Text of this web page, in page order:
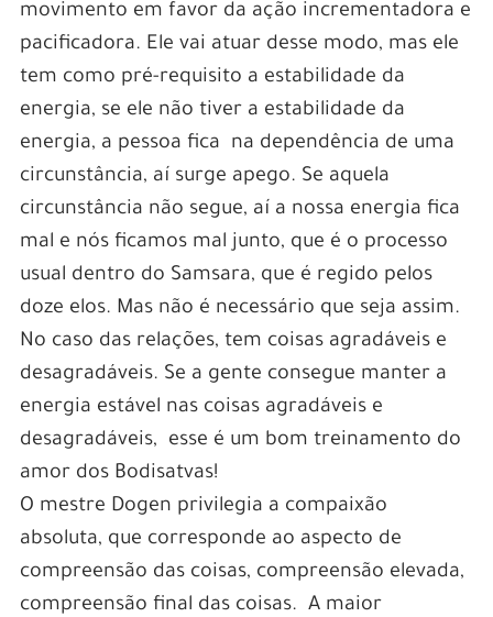
movimento em favor da ação incrementadora e
pacificadora. Ele vai atuar desse modo, mas ele
tem como pré-requisito a estabilidade da
energia, se ele não tiver a estabilidade da
energia, a pessoa fica na dependência de uma
circunstância, aí surge apego. Se aquela
circunstância não segue, aí a nossa energia fica
mal e nós ficamos mal junto, que é o processo
usual dentro do Samsara, que é regido pelos
doze elos. Mas não é necessário que seja assim.
No caso das relações, tem coisas agradáveis e
desagradáveis. Se a gente consegue manter a
energia estável nas coisas agradáveis e
desagradáveis, esse é um bom treinamento do
amor dos Bodisatvas!
O mestre Dogen privilegia a compaixão
absoluta, que corresponde ao aspecto de
compreensão das coisas, compreensão elevada,
compreensão final das coisas. A maior